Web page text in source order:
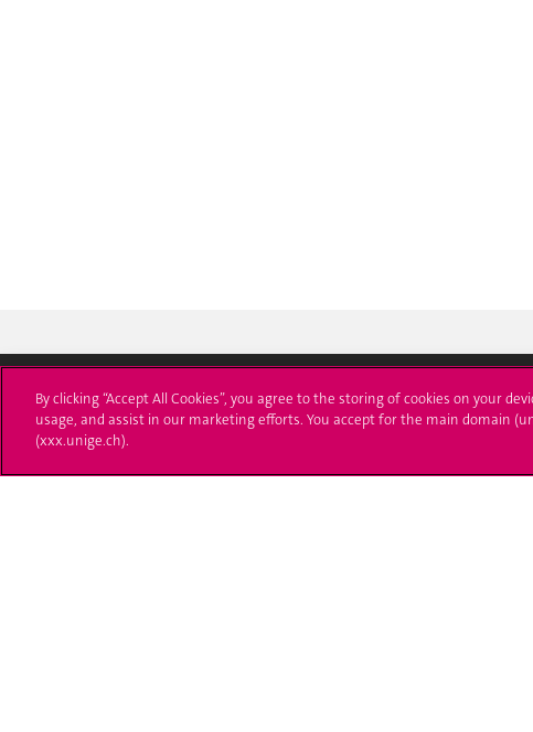
Université de Genève
24 rue du Général-Dufour
By clicking “Accept All Cookies”, you agree to the storing of cookies on your
usage, and assist in our marketing efforts. You accept for the main domain
(xxx.unige.ch).